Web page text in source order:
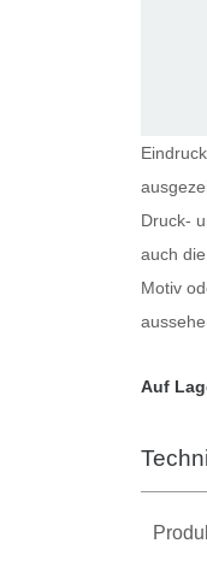
Druck-
auch
Motiv
Auf